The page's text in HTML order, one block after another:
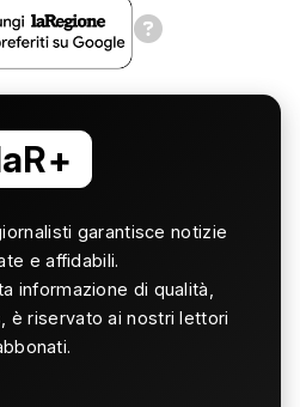
garantisce notizie
e affidabili.
informazione di qualità,
è riservato ai nostri lettori